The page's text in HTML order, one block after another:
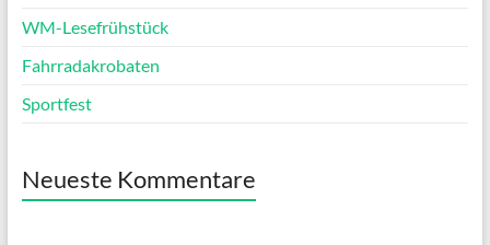
WM-Lesefrühstück
Fahrradakrobaten
Sportfest
Neueste Kommentare